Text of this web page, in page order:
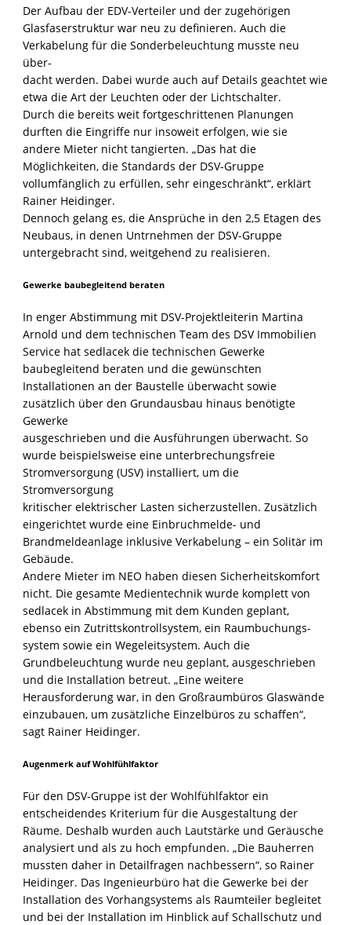
Der Aufbau der EDV-Verteiler und der zugehörigen
Glasfaserstruktur war neu zu definieren. Auch die
Verkabelung für die Sonderbeleuchtung musste neu
über-
dacht werden. Dabei wurde auch auf Details geachtet wie
etwa die Art der Leuchten oder der Lichtschalter.
Durch die bereits weit fortgeschrittenen Planungen
durften die Eingriffe nur insoweit erfolgen, wie sie
andere Mieter nicht tangierten. „Das hat die
Möglichkeiten, die Standards der DSV-Gruppe
vollumfänglich zu erfüllen, sehr eingeschränkt“, erklärt
Rainer Heidinger.
Dennoch gelang es, die Ansprüche in den 2,5 Etagen des
Neubaus, in denen Untrnehmen der DSV-Gruppe
untergebracht sind, weitgehend zu realisieren.
Gewerke baubegleitend beraten
In enger Abstimmung mit DSV-Projektleiterin Martina
Arnold und dem technischen Team des DSV Immobilien
Service hat sedlacek die technischen Gewerke
baubegleitend beraten und die gewünschten
Installationen an der Baustelle überwacht sowie
zusätzlich über den Grundausbau hinaus benötigte
Gewerke
ausgeschrieben und die Ausführungen überwacht. So
wurde beispielsweise eine unterbrechungsfreie
Stromversorgung (USV) installiert, um die
Stromversorgung
kritischer elektrischer Lasten sicherzustellen. Zusätzlich
eingerichtet wurde eine Einbruchmelde- und
Brandmeldeanlage inklusive Verkabelung – ein Solitär im
Gebäude.
Andere Mieter im NEO haben diesen Sicherheitskomfort
nicht. Die gesamte Medientechnik wurde komplett von
sedlacek in Abstimmung mit dem Kunden geplant,
ebenso ein Zutrittskontrollsystem, ein Raumbuchungs-
system sowie ein Wegeleitsystem. Auch die
Grundbeleuchtung wurde neu geplant, ausgeschrieben
und die Installation betreut. „Eine weitere
Herausforderung war, in den Großraumbüros Glaswände
einzubauen, um zusätzliche Einzelbüros zu schaffen“,
sagt Rainer Heidinger.
Augenmerk auf Wohlfühlfaktor
Für den DSV-Gruppe ist der Wohlfühlfaktor ein
entscheidendes Kriterium für die Ausgestaltung der
Räume. Deshalb wurden auch Lautstärke und Geräusche
analysiert und als zu hoch empfunden. „Die Bauherren
mussten daher in Detailfragen nachbessern“, so Rainer
Heidinger. Das Ingenieurbüro hat die Gewerke bei der
Installation des Vorhangsystems als Raumteiler begleitet
und bei der Installation im Hinblick auf Schallschutz und